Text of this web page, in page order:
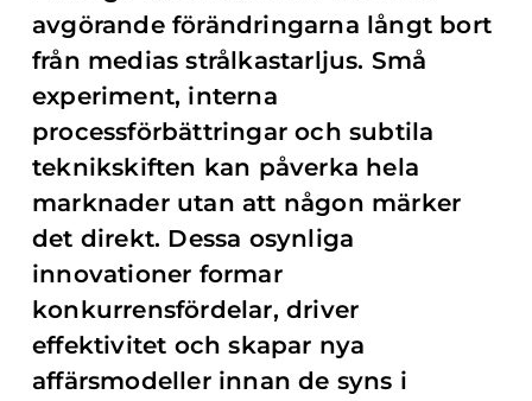
avgörande förändringarna långt bort
från medias strålkastarljus. Små
experiment, interna
processförbättringar och subtila
teknikskiften kan påverka hela
marknader utan att någon märker
det direkt. Dessa osynliga
innovationer formar
konkurrensfördelar, driver
effektivitet och skapar nya
affärsmodeller innan de syns i